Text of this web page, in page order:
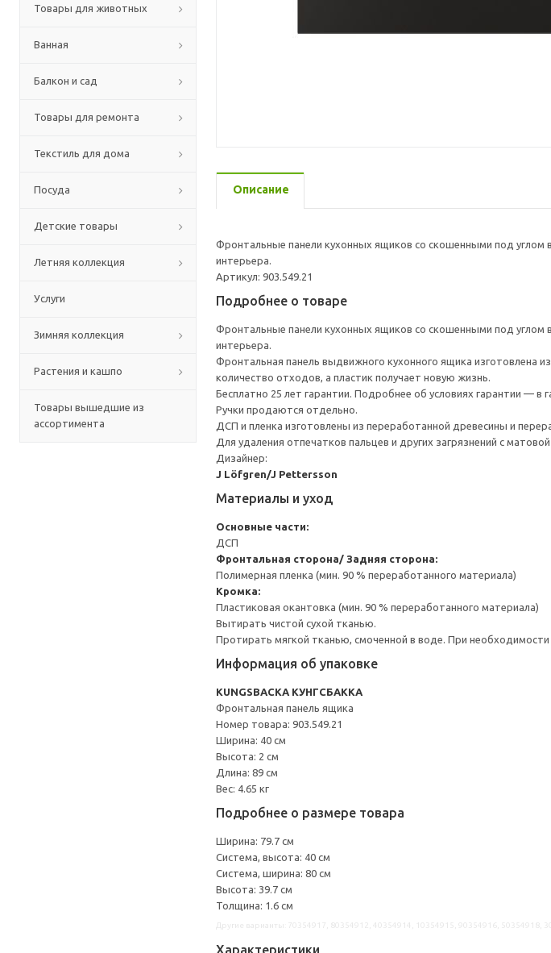
Товары для животных
Ванная
Балкон и сад
Товары для ремонта
Текстиль для дома
Посуда
Детские товары
Летняя коллекция
Услуги
Зимняя коллекция
Растения и кашпо
Товары вышедшие из
ассортимента
Описание
Фронтальные панели кухонных ящиков со скошенными под углом
интерьера.
Артикул: 903.549.21
Подробнее о товаре
Фронтальные панели кухонных ящиков со скошенными под углом
интерьера.
Фронтальная панель выдвижного кухонного ящика изготовлена
количество отходов, а пластик получает новую жизнь.
Бесплатно 25 лет гарантии. Подробнее об условиях гарантии — в
Ручки продаются отдельно.
ДСП и пленка изготовлены из переработанной древесины и
Для удаления отпечатков пальцев и других загрязнений с
Дизайнер:
J Löfgren/J Pettersson
Материалы и уход
Основные части:
ДСП
Фронтальная сторона/ Задняя сторона:
Полимерная пленка (мин. 90 % переработанного материала)
Кромка:
Пластиковая окантовка (мин. 90 % переработанного материала)
Вытирать чистой сухой тканью.
Протирать мягкой тканью, смоченной в воде. При
Информация об упаковке
KUNGSBACKA КУНГСБАККА
Фронтальная панель ящика
Номер товара: 903.549.21
Ширина: 40 см
Высота: 2 см
Длина: 89 см
Вес: 4.65 кг
Подробнее о размере товара
Ширина: 79.7 см
Система, высота: 40 см
Система, ширина: 80 см
Высота: 39.7 см
Толщина: 1.6 см
Характеристики